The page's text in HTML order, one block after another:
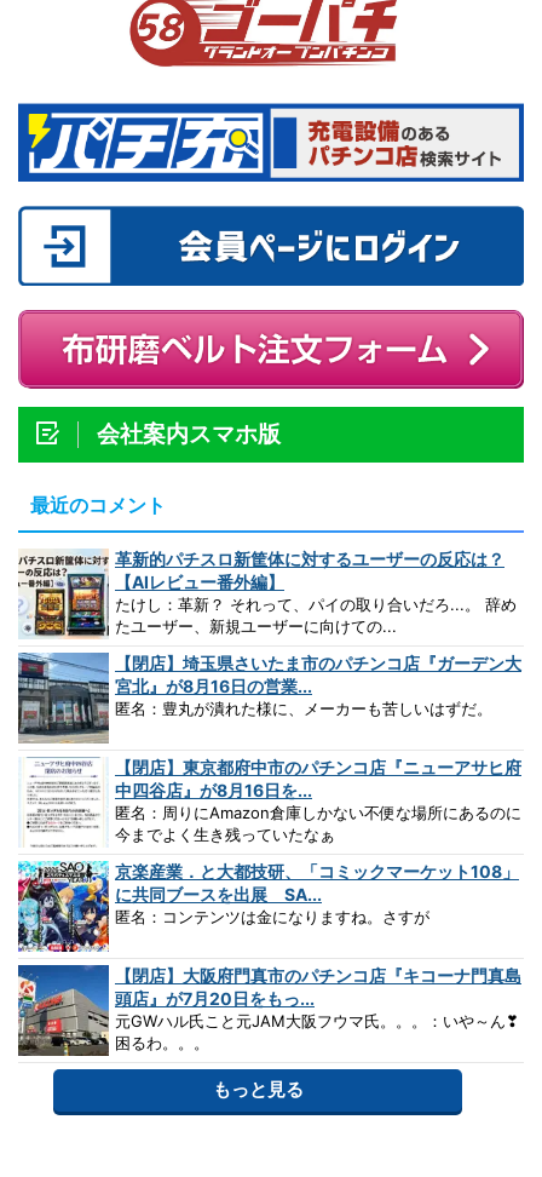
会社案内スマホ版
最近のコメント
革新的パチスロ新筐体に対するユーザーの反応は？
【AIレビュー番外編】
たけし：革新？ それって、パイの取り合いだろ...。 辞め
たユーザー、新規ユーザーに向けての...
【閉店】埼玉県さいたま市のパチンコ店『ガーデン大
宮北』が8月16日の営業...
匿名：豊丸が潰れた様に、メーカーも苦しいはずだ。
【閉店】東京都府中市のパチンコ店『ニューアサヒ府
中四谷店』が8月16日を...
匿名：周りにAmazon倉庫しかない不便な場所にあるのに
今までよく生き残っていたなぁ
京楽産業．と大都技研、「コミックマーケット108」
に共同ブースを出展 SA...
匿名：コンテンツは金になりますね。さすが
【閉店】大阪府門真市のパチンコ店『キコーナ門真島
頭店』が7月20日をもっ...
元GWハル氏こと元JAM大阪フウマ氏。。。：いや～ん❣
困るわ。。。
もっと見る